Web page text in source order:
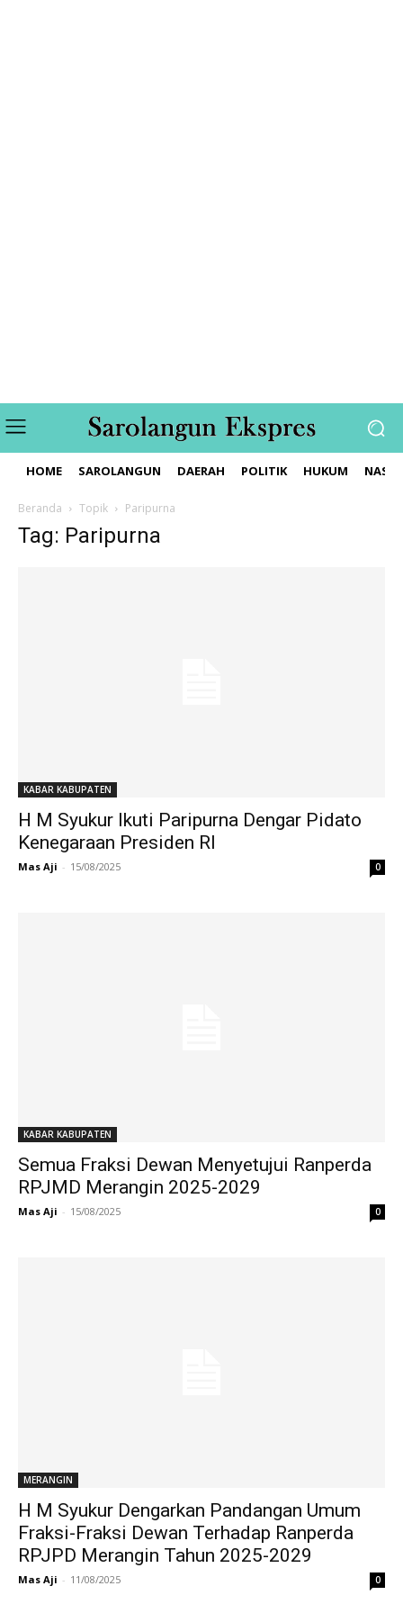
HOME SAROLANGUN DAERAH POLITIK HUKUM
Beranda Topik Paripurna
Tag: Paripurna
KABAR KABUPATEN
H M Syukur Ikuti Paripurna Dengar Pidato
Kenegaraan Presiden RI
Mas Aji - 15/08/2025 0
KABAR KABUPATEN
Semua Fraksi Dewan Menyetujui Ranperda
RPJMD Merangin 2025-2029
Mas Aji - 15/08/2025 0
MERANGIN
H M Syukur Dengarkan Pandangan Umum
Fraksi-Fraksi Dewan Terhadap Ranperda
RPJPD Merangin Tahun 2025-2029
Mas Aji - 11/08/2025 0